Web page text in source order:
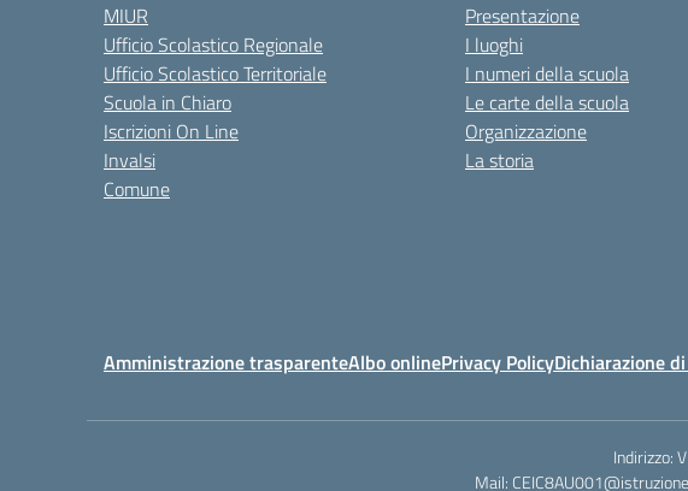
MIUR
Ufficio Scolastico Regionale
Ufficio Scolastico Territoriale
Scuola in Chiaro
Iscrizioni On Line
Invalsi
Comune
Presentazione
I luoghi
I numeri della scuola
Le carte della scuola
Organizzazione
La storia
Amministrazione trasparenteAlbo onlinePrivacy PolicyDichiarazione
Indirizzo:
Mail: